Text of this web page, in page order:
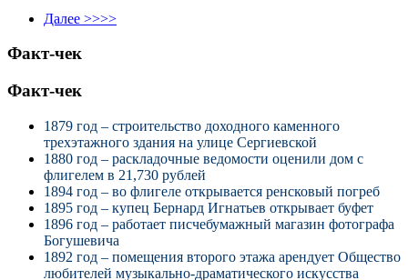
Далее >>>>
Факт-чек
Факт-чек
1879 год – строительство доходного каменного
трехэтажного здания на улице Сергиевской
1880 год – раскладочные ведомости оценили дом с
флигелем в 21,730 рублей
1894 год – во флигеле открывается ренсковый погреб
1895 год – купец Бернард Игнатьев открывает буфет
1896 год – работает писчебумажный магазин фотографа
Богушевича
1892 год – помещения второго этажа арендует Общество
любителей музыкально-драматического искусства